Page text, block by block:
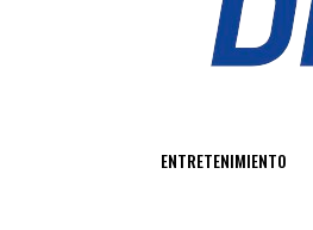
ENTRETENIMIENTO